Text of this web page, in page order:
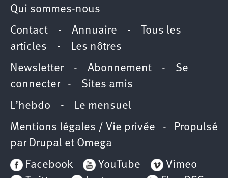
Qui sommes-nous
Contact - Annuaire -
Tous les
articles - Les nôtres
Newsletter- Abonnement - Se
connecter- Sites amis
L’hebdo - Le mensuel
Mentions légales / Vie privée - Propulsé
par Drupal et Omega
Facebook
YouTube
Vimeo